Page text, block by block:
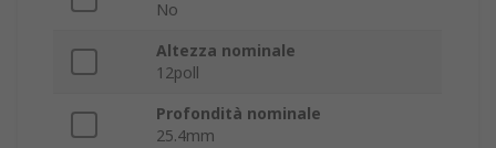
No
Altezza nominale
12poll
Profondità nominale
25.4mm